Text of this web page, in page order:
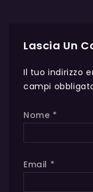
Lascia Un
Il tuo indirizzo
campi
Nome *
Email *